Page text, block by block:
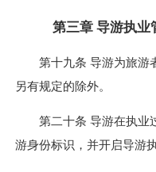
第三章 导游执业
第十九条 导游为旅游
另有规定的除外。
第二十条 导游在执业
游身份标识，并开启导游